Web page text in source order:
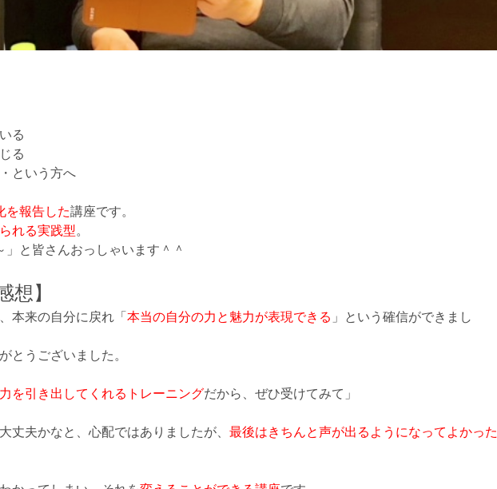
る
る
という方へ
を報告した講座です。
れる実践型。
」と皆さんおっしゃいます＾＾
想】
本来の自分に戻れ「 本当の自分の力と魅力が表現できる 」という確信ができまし
とうございました。
を引き出してくれるトレーニングだから、ぜひ受けてみて」
丈夫かなと、心配ではありましたが、 最後はきちんと声が出るようになってよかった